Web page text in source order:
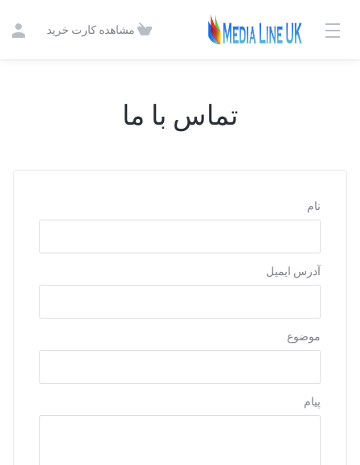
مشاهده کارت خرید
تماس با ما
نام
آدرس ایمیل
موضوع
پیام